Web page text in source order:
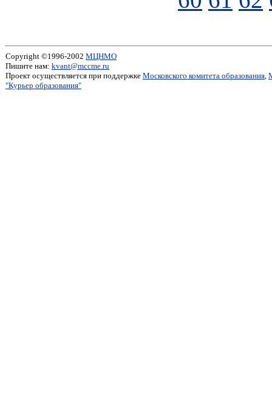
Copyright ©1996-2002 МЦНМО
Пишите нам: kvant@mccme.ru
Проект осуществляется при поддержке Московского комитета образования,
"Курьер образования"